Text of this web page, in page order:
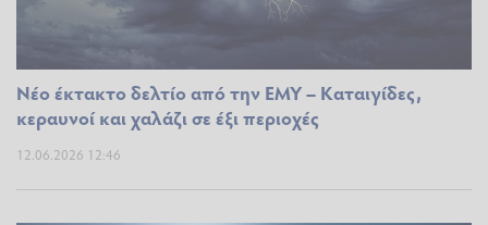
Νέο έκτακτο δελτίο από την ΕΜΥ – Καταιγίδες,
κεραυνοί και χαλάζι σε έξι περιοχές
12.06.2026 12:46